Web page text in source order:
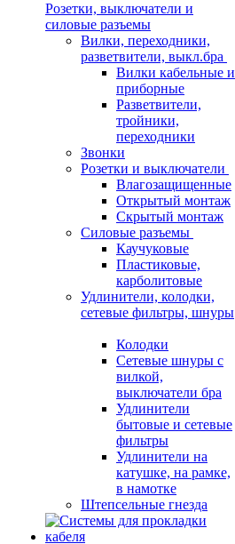
Розетки, выключатели и
силовые разъемы
Вилки, переходники,
разветвители, выкл.бра
Вилки кабельные и
приборные
Разветвители,
тройники,
переходники
Звонки
Розетки и выключатели
Влагозащищенные
Открытый монтаж
Скрытый монтаж
Силовые разъемы
Каучуковые
Пластиковые,
карболитовые
Удлинители, колодки,
сетевые фильтры, шнуры
Колодки
Сетевые шнуры с
вилкой,
выключатели бра
Удлинители
бытовые и сетевые
фильтры
Удлинители на
катушке, на рамке,
в намотке
Штепсельные гнезда